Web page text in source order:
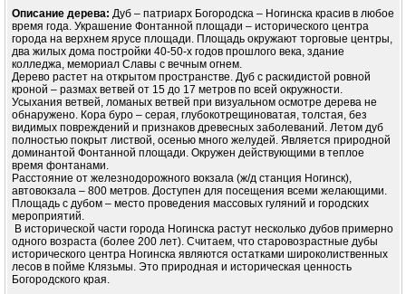
Описание дерева: Дуб – патриарх Богородска – Ногинска красив в любое
время года. Украшение Фонтанной площади – исторического центра
города на верхнем ярусе площади. Площадь окружают торговые центры,
два жилых дома постройки 40-50-х годов прошлого века, здание
колледжа, мемориал Славы с вечным огнем.
Дерево растет на открытом пространстве. Дуб с раскидистой ровной
кроной – размах ветвей от 15 до 17 метров по всей окружности.
Усыхания ветвей, ломаных ветвей при визуальном осмотре дерева не
обнаружено. Кора буро – серая, глубокотрещиноватая, толстая, без
видимых повреждений и признаков древесных заболеваний. Летом дуб
полностью покрыт листвой, осенью много желудей. Является природной
доминантой Фонтанной площади. Окружен действующими в теплое
время фонтанами.
Расстояние от железнодорожного вокзала (ж/д станция Ногинск),
автовокзала – 800 метров. Доступен для посещения всеми желающими.
Площадь с дубом – место проведения массовых гуляний и городских
мероприятий.
В исторической части города Ногинска растут несколько дубов примерно
одного возраста (более 200 лет). Считаем, что старовозрастные дубы
исторического центра Ногинска являются остатками широколиственных
лесов в пойме Клязьмы. Это природная и историческая ценность
Богородского края.